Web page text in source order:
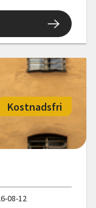
Kostnadsfri
08-12